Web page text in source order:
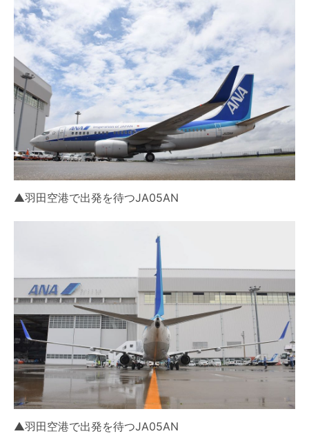
▲羽田空港で出発を待つJA05AN
▲羽田空港で出発を待つJA05AN